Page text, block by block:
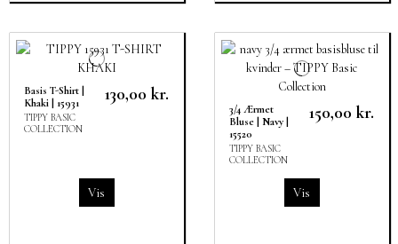
Basis T-Shirt |
Khaki | 15931
TIPPY BASIC
COLLECTION
130,00 kr.
Vis
3/4 Ærmet
Bluse | Navy |
15520
TIPPY BASIC
COLLECTION
150,00 kr.
Vis